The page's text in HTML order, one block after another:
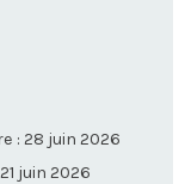
: 28 juin 2026
juin 2026